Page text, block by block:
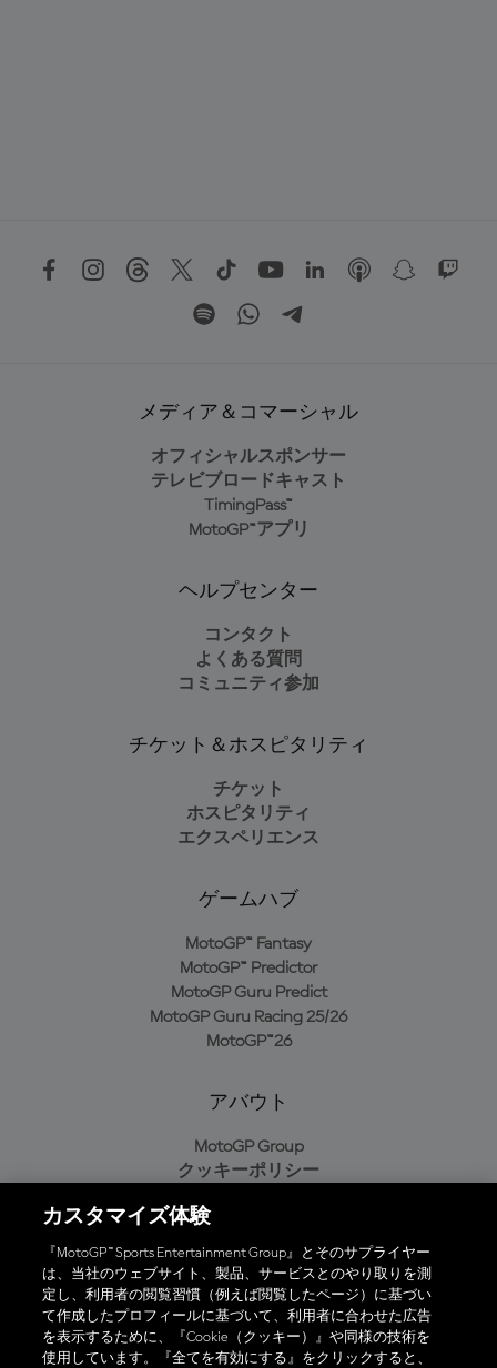
メディア＆コマーシャル
オフィシャルスポンサー
テレビブロードキャスト
TimingPass™
MotoGP™アプリ
ヘルプセンター
コンタクト
よくある質問
コミュニティ参加
チケット＆ホスピタリティ
チケット
ホスピタリティ
エクスペリエンス
ゲームハブ
MotoGP™ Fantasy
MotoGP™ Predictor
MotoGP Guru Predict
MotoGP Guru Racing 25/26
MotoGP™26
アバウト
MotoGP Group
クッキーポリシー
プライバシーポリシー
購入ポリシー
オフィシャルアプリ
カスタマイズ体験
『MotoGP™ Sports Entertainment Group』とそのサプライヤー
は、当社のウェブサイト、製品、サービスとのやり取りを測
定し、利用者の閲覧習慣（例えば閲覧したページ）に基づい
て作成したプロフィールに基づいて、利用者に合わせた広告
を表示するために、『Cookie（クッキー）』や同様の技術を
使用しています。『全てを有効にする』をクリックすると、